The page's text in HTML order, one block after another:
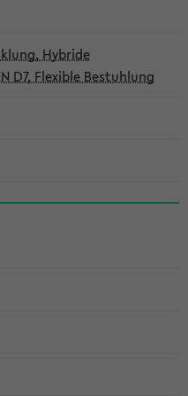
Hybride
D7, Flexible Bestuhlung